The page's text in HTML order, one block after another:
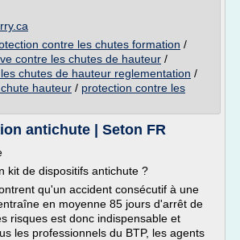
contre les chutes formation /
contre les chutes de hauteur /
chutes de hauteur reglementation /
hauteur / protection contre les
antichute | Seton FR
kit de dispositifs antichute ?
qu'un accident consécutif à une
en moyenne 85 jours d'arrêt de
risques est donc indispensable et
les professionnels du BTP, les agents